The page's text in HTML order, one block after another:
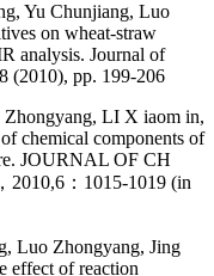
Yu Chunjiang, Luo
on wheat-straw
analysis. Journal of
(2010), pp. 199-206
LI X iaom in,
chemical components of
JOURNAL OF CH
：1015-1019 (in
Luo Zhongyang, Jing
effect of reaction